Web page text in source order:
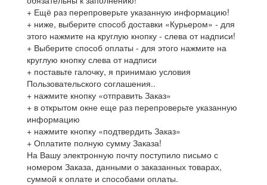
+ Ещё раз перепроверьте указанную информацию!
+ ниже, выберите способ доставки «Курьером» - для
этого нажмите на круглую кнопку - слева от надписи!
+ Выберите способ оплаты - для этого нажмите на
круглую кнопку слева от надписи
+ поставьте галочку, я принимаю условия
Пользовательского соглашения..
+ нажмите кнопку «отправить Заказ»
+ в открытом окне еще раз перепроверьте указанную
информацию
+ нажмите кнопку «подтвердить Заказ»
+ Оплатите полную сумму Заказа!
На Вашу электронную почту поступило письмо с
номером Заказа, данными о заказанных товарах,
суммой к оплате и способами оплаты.